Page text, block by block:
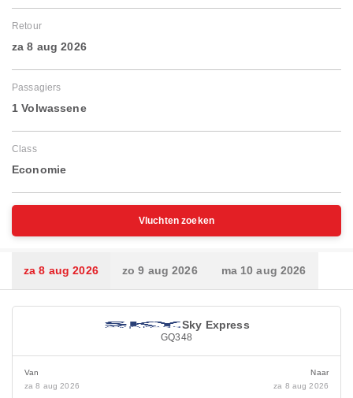
Retour
za 8 aug 2026
Passagiers
1 Volwassene
Class
Economie
Vluchten zoeken
za 8 aug 2026 zo 9 aug 2026 ma 10 aug 2026
Sky Express
GQ348
Van
za 8 aug 2026
Naar
za 8 aug 2026